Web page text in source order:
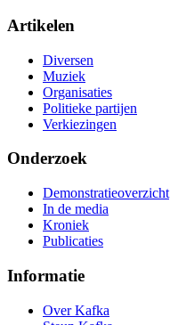
Artikelen
Diversen
Muziek
Organisaties
Politieke partijen
Verkiezingen
Onderzoek
Demonstratieoverzicht
In de media
Kroniek
Publicaties
Informatie
Over Kafka